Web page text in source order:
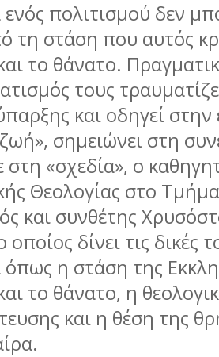
πολιτισμού δεν
τη στάση που αυτός
το θάνατο.
τους
και οδηγεί
σημειώνει στη
«σχεδία», ο
Θεολογίας στο
και συνθέτης
δίνει τις δικές
η στάση της
το θάνατο, η
και η θέση της